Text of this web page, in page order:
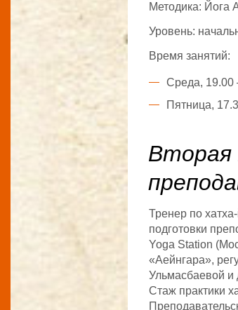
Методика: Йога
Уровень:
Время занятий:
Среда,
Пятница,
Вторая
Тренер по
подготовки
Yoga Station
«Аейнгара»,
Ульмасбаевой и
Стаж практики